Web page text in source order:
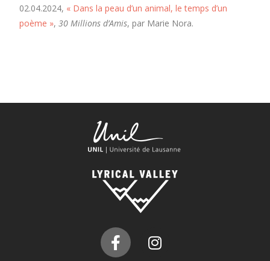
02.04.2024, « Dans la peau d’un animal, le temps d’un
poème »,30 Millions d’Amis, par Marie Nora.